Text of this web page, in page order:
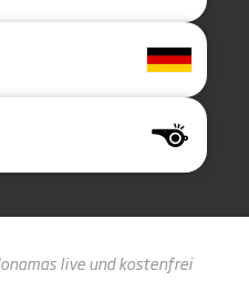
live und kostenfrei